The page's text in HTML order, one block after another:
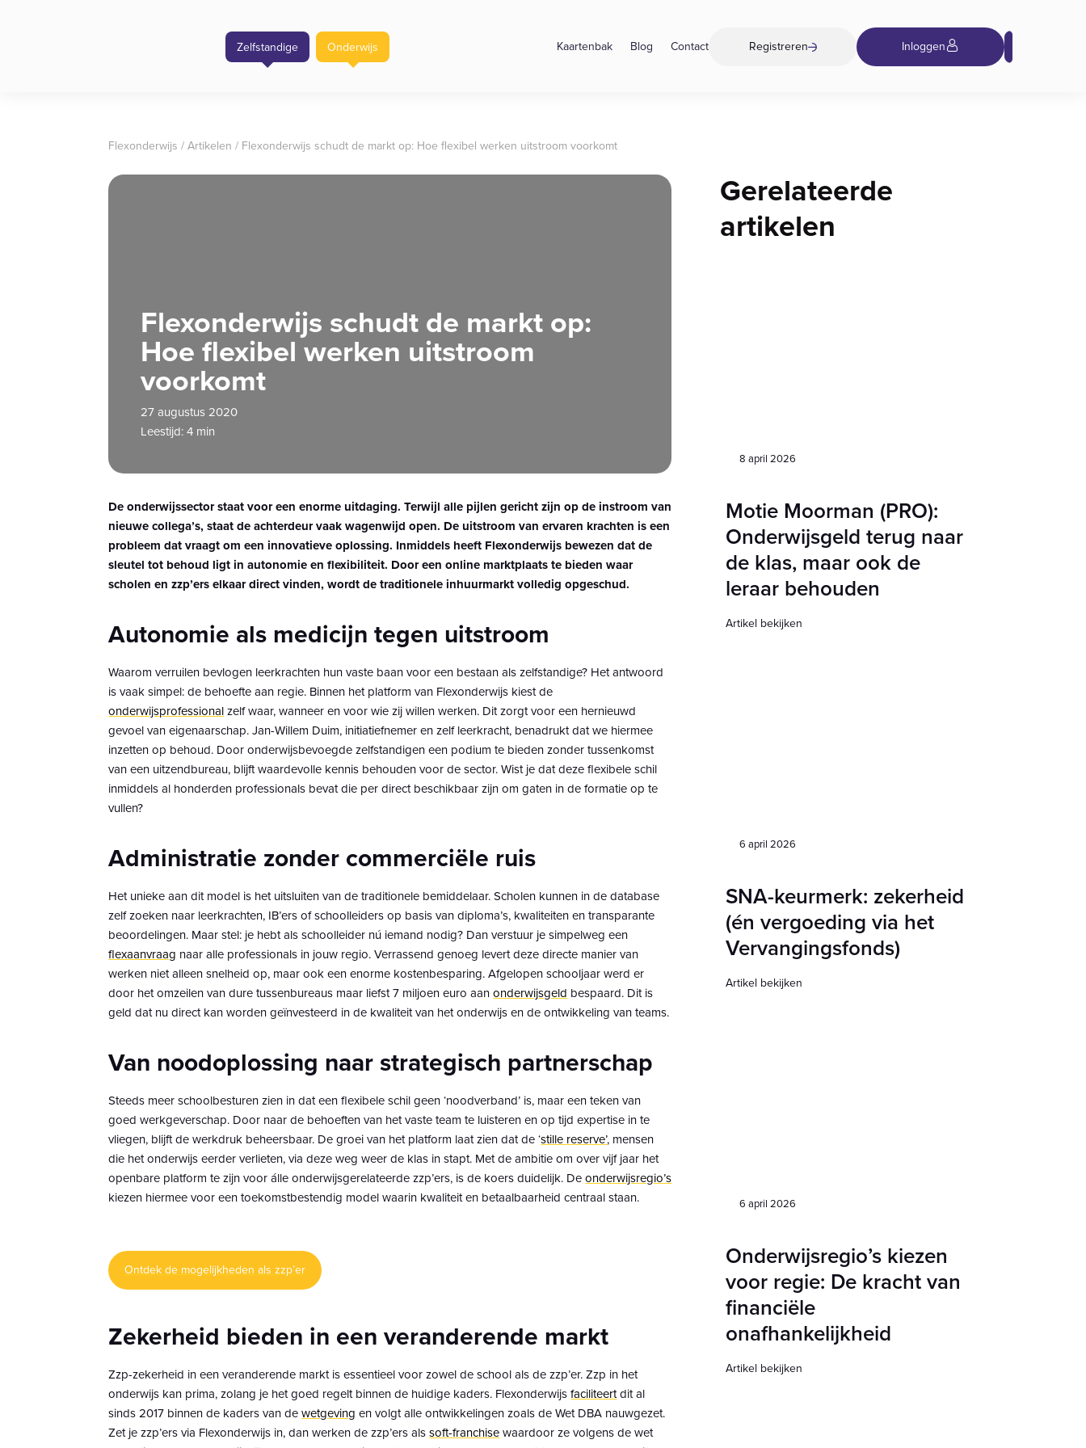
Zelfstandige Onderwijs Kaartenbak Blog Contact Registreren Inloggen
Flexonderwijs /Artikelen / Flexonderwijs schudt de markt op: Hoe flexibel werken uitstroom voorkomt
Flexonderwijs schudt de markt op:
Hoe flexibel werken uitstroom
voorkomt
27 augustus 2020
Leestijd: 4 min
De onderwijssector staat voor een enorme uitdaging. Terwijl alle pijlen gericht zijn op de instroom van
nieuwe collega’s, staat de achterdeur vaak wagenwijd open. De uitstroom van ervaren krachten is een
probleem dat vraagt om een innovatieve oplossing. Inmiddels heeft Flexonderwijs bewezen dat de
sleutel tot behoud ligt in autonomie en flexibiliteit. Door een online marktplaats te bieden waar
scholen en zzp’ers elkaar direct vinden, wordt de traditionele inhuurmarkt volledig opgeschud.
Autonomie als medicijn tegen uitstroom
Waarom verruilen bevlogen leerkrachten hun vaste baan voor een bestaan als zelfstandige? Het antwoord
is vaak simpel: de behoefte aan regie. Binnen het platform van Flexonderwijs kiest de
onderwijsprofessionalzelf waar, wanneer en voor wie zij willen werken. Dit zorgt voor een hernieuwd
gevoel van eigenaarschap. Jan-Willem Duim, initiatiefnemer en zelf leerkracht, benadrukt dat we hiermee
inzetten op behoud. Door onderwijsbevoegde zelfstandigen een podium te bieden zonder tussenkomst
van een uitzendbureau, blijft waardevolle kennis behouden voor de sector. Wist je dat deze flexibele schil
inmiddels al honderden professionals bevat die per direct beschikbaar zijn om gaten in de formatie op te
vullen?
Administratie zonder commerciële ruis
Het unieke aan dit model is het uitsluiten van de traditionele bemiddelaar. Scholen kunnen in de database
zelf zoeken naar leerkrachten, IB’ers of schoolleiders op basis van diploma’s, kwaliteiten en transparante
beoordelingen. Maar stel: je hebt als schoolleider nú iemand nodig? Dan verstuur je simpelweg een
flexaanvraag naar alle professionals in jouw regio. Verrassend genoeg levert deze directe manier van
werken niet alleen snelheid op, maar ook een enorme kostenbesparing. Afgelopen schooljaar werd er
door het omzeilen van dure tussenbureaus maar liefst 7 miljoen euro aanonderwijsgeld bespaard. Dit is
geld dat nu direct kan worden geïnvesteerd in de kwaliteit van het onderwijs en de ontwikkeling van teams.
Van noodoplossing naar strategisch partnerschap
Steeds meer schoolbesturen zien in dat een flexibele schil geen ‘noodverband’ is, maar een teken van
goed werkgeverschap. Door naar de behoeften van het vaste team te luisteren en op tijd expertise in te
vliegen, blijft de werkdruk beheersbaar. De groei van het platform laat zien dat de ‘stille reserve’, mensen
die het onderwijs eerder verlieten, via deze weg weer de klas in stapt. Met de ambitie om over vijf jaar het
openbare platform te zijn voor álle onderwijsgerelateerde zzp’ers, is de koers duidelijk. Deonderwijsregio’s
kiezen hiermee voor een toekomstbestendig model waarin kwaliteit en betaalbaarheid centraal staan.
Ontdek de mogelijkheden als zzp’er
Zekerheid bieden in een veranderende markt
Zzp-zekerheid in een veranderende markt is essentieel voor zowel de school als de zzp’er. Zzp in het
onderwijs kan prima, zolang je het goed regelt binnen de huidige kaders. Flexonderwijsfaciliteertdit al
sinds 2017 binnen de kaders van dewetgeving en volgt alle ontwikkelingen zoals de Wet DBA nauwgezet.
Zet je zzp’ers via Flexonderwijs in, dan werken de zzp’ers alssoft-franchisewaardoor ze volgens de wet
Gerelateerde
artikelen
8 april 2026
Motie Moorman (PRO):
Onderwijsgeld terug naar
de klas, maar ook de
leraar behouden
Artikel bekijken
6 april 2026
SNA-keurmerk: zekerheid
(én vergoeding via het
Vervangingsfonds)
Artikel bekijken
6 april 2026
Onderwijsregio’s kiezen
voor regie: De kracht van
financiële
onafhankelijkheid
Artikel bekijken